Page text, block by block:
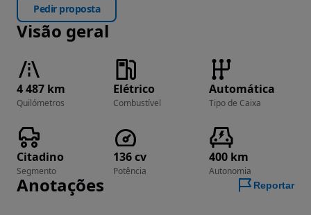
Pedir proposta
Visão geral
4 487 km
Quilómetros
Elétrico
Combustível
Automática
Tipo de Caixa
Citadino
Segmento
136 cv
Potência
400 km
Autonomia
Anotações Reportar